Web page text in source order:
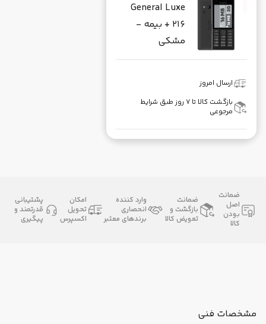
General Luxe
216 + بیمه -
مشکی
ارسال امروز
بازگشت کالا تا ۷ روز طبق شرایط
مرجوعی
ضمانت
اصل
بودن
کالا
ضمانت
بازگشت و
تعویض کالا
وارد کننده
انحصاری
برندهای معتبر
امکان
تحویل
اکسپرس
پشتیبانی
قدرتمند و
پیگیری
مشخصات فنی